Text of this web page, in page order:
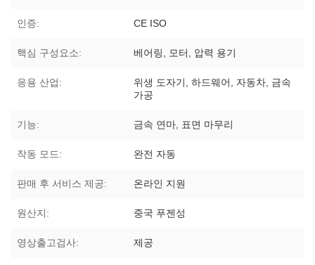
인증: CE ISO
핵심 구성요소: 베어링, 모터, 압력 용기
응용 산업:
위생 도자기, 하드웨어, 자동차, 금속
가공
기능: 금속 연마, 표면 마무리
작동 모드: 완전 자동
판매 후 서비스 제공: 온라인 지원
원산지: 중국 푸젠성
영상출고검사: 제공